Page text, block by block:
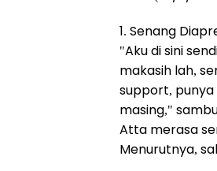
1. Senang
"Aku di sini
makasih lah,
support,
masing,"
Atta merasa
Menurutnya,